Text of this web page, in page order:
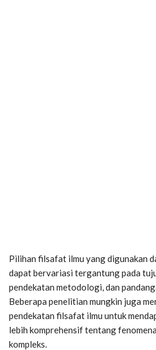
Pilihan filsafat ilmu yang digunakan
dapat bervariasi tergantung pada
pendekatan metodologi, dan
Beberapa penelitian mungkin juga
pendekatan filsafat ilmu untuk
lebih komprehensif tentang
kompleks.